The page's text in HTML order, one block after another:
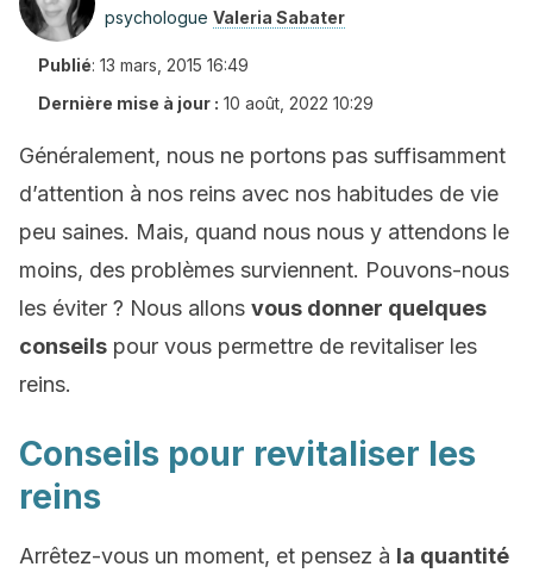
psychologue Valeria Sabater
Publié: 13 mars, 2015 16:49
Dernière mise à jour : 10 août, 2022 10:29
Généralement, nous ne portons pas suffisamment
d’attention à nos reins avec nos habitudes de vie
peu saines. Mais, quand nous nous y attendons le
moins, des problèmes surviennent. Pouvons-nous
les éviter ? Nous allons vous donner quelques
conseils pour vous permettre de revitaliser les
reins.
Conseils pour revitaliser les
reins
Arrêtez-vous un moment, et pensez à la quantité